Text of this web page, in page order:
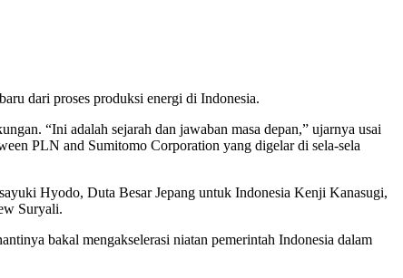
dari proses produksi energi di Indonesia.
“Ini adalah sejarah dan jawaban masa depan,” ujarnya usai
PLN and Sumitomo Corporation yang digelar di sela-sela
Hyodo, Duta Besar Jepang untuk Indonesia Kenji Kanasugi,
Suryali.
bakal mengakselerasi niatan pemerintah Indonesia dalam